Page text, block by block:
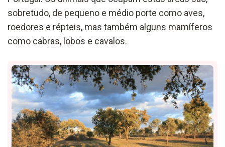
sobretudo, de pequeno e médio porte como aves,
roedores e répteis, mas também alguns mamíferos
como cabras, lobos e cavalos.